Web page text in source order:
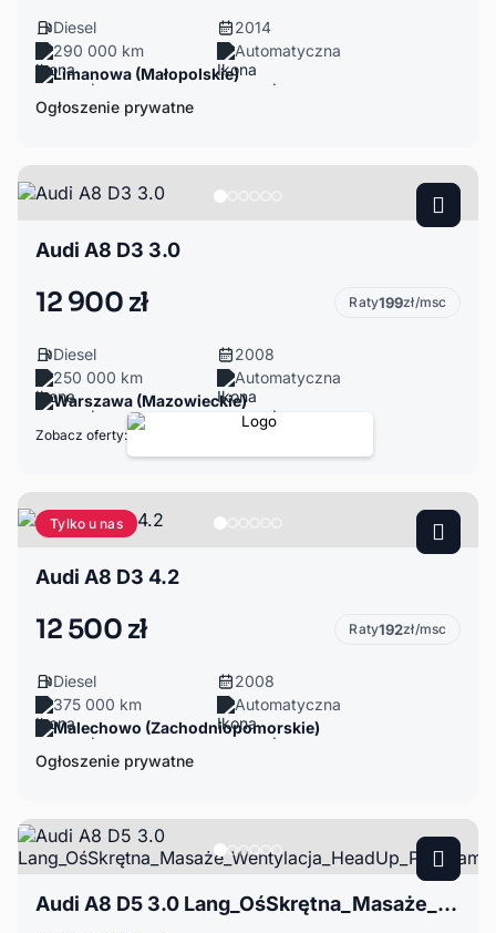
Diesel
2014
290 000 km
Automatyczna
Limanowa (Małopolskie)
Ogłoszenie prywatne
Audi A8 D3 3.0
12 900 zł Raty199zł/msc
Diesel
2008
250 000 km
Automatyczna
Warszawa (Mazowieckie)
Zobacz oferty:
Tylko u nas
Audi A8 D3 4.2
12 500 zł Raty192zł/msc
Diesel
2008
375 000 km
Automatyczna
Malechowo (Zachodniopomorskie)
Ogłoszenie prywatne
Audi A8 D5 3.0 Lang_OśSkrętna_Masaże_Wentylacja_HeadUp_Panorama_B&O_Webasto_Dociągi_